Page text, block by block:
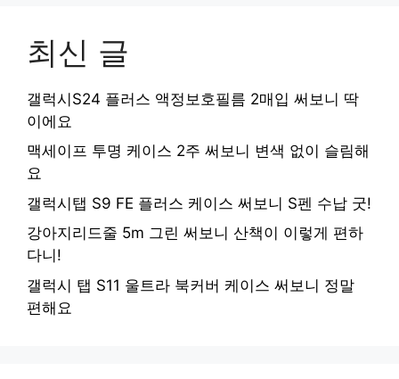
최신 글
갤럭시S24 플러스 액정보호필름 2매입 써보니 딱
이에요
맥세이프 투명 케이스 2주 써보니 변색 없이 슬림해
요
갤럭시탭 S9 FE 플러스 케이스 써보니 S펜 수납 굿!
강아지리드줄 5m 그린 써보니 산책이 이렇게 편하
다니!
갤럭시 탭 S11 울트라 북커버 케이스 써보니 정말
편해요